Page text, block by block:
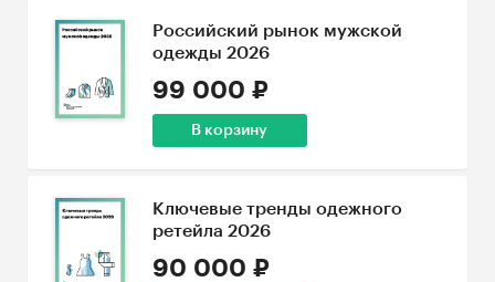
Российский рынок мужской
одежды 2026
99 000 ₽
В корзину
Ключевые тренды одежного
ретейла 2026
90 000 ₽